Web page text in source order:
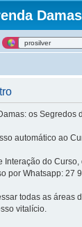
Damas
os Segredos
automático ao
Interação do
por Whatsapp: 27
todas as áreas
vitalício.